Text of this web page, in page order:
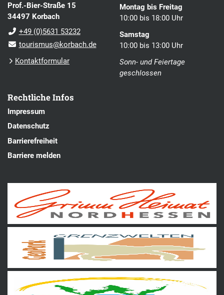
Prof.-Bier-Straße 15
34497 Korbach
+49 (0)5631 53232
tourismus@korbach.de
Kontaktformular
Montag bis Freitag
10:00 bis 18:00 Uhr
Samstag
10:00 bis 13:00 Uhr
Sonn- und Feiertage
geschlossen
Rechtliche Infos
Impressum
Datenschutz
Barrierefreiheit
Barriere melden